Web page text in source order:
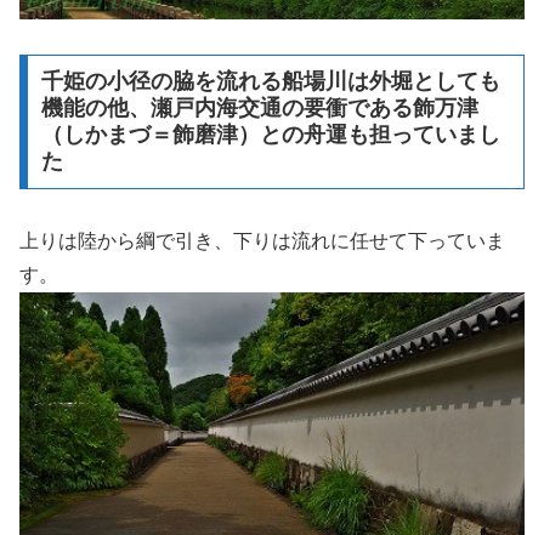
千姫の小径の脇を流れる船場川は外堀としても
機能の他、瀬戸内海交通の要衝である飾万津
（しかまづ＝飾磨津）との舟運も担っていまし
た
上りは陸から綱で引き、下りは流れに任せて下っていま
す。